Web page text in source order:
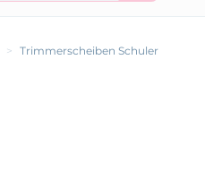
> Trimmerscheiben Schuler